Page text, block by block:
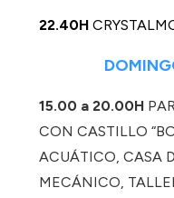
22.40H
15.00 a 20.00H
CON CASTILLO
ACUÁTICO, CASA
MECÁNICO,